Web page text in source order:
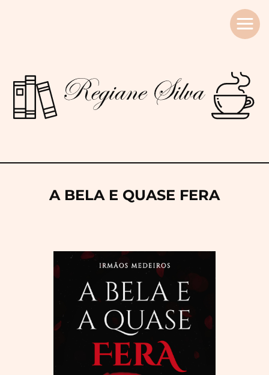
Regiane
A BELA E QUASE FERA